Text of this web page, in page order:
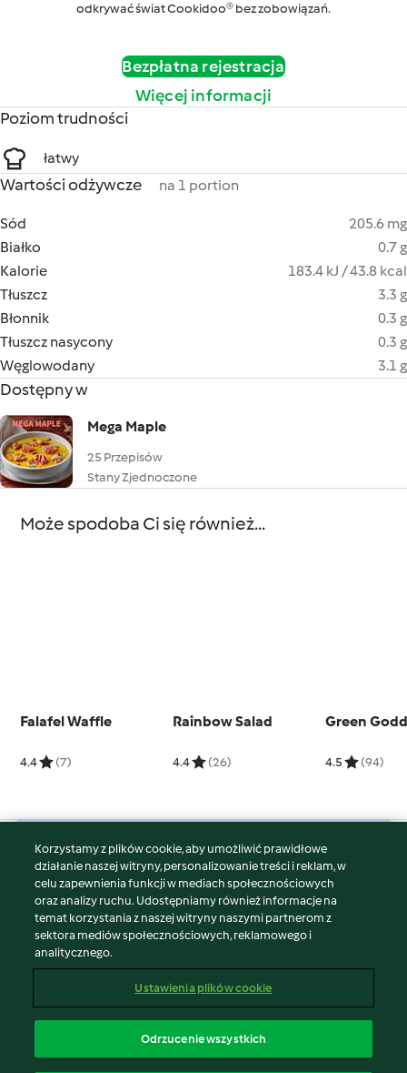
odkrywać świat Cookidoo® bez zobowiązań.
Bezpłatna rejestracja
Więcej informacji
Poziom trudności
łatwy
Wartości odżywcze na 1 portion
Sód
205.6 mg
Białko
0.7 g
Kalorie
183.4 kJ / 43.8 kcal
Tłuszcz
3.3 g
Błonnik
0.3 g
Tłuszcz nasycony
0.3 g
Węglowodany
3.1 g
Dostępny w
Mega Maple
25 Przepisów
Stany Zjednoczone
Może spodoba Ci się również...
Falafel Waffle
4.4 (7)
Rainbow Salad
4.4 (26)
Green
4.5 (94)
© Copyright 2026
Warunki korzystania
Polityka prywatności
Disclaimer
Znak wydawcy
Zgłoś treść
Oświadczenie o dostępności
Korzystamy z plików cookie, aby umożliwić prawidłowe
działanie naszej witryny, personalizowanie treści i reklam, w
celu zapewnienia funkcji w mediach społecznościowych
oraz analizy ruchu. Udostępniamy również informacje na
temat korzystania z naszej witryny naszymi partnerom z
sektora mediów społecznościowych, reklamowego i
analitycznego.
Ustawienia plików cookie
Odrzucenie wszystkich